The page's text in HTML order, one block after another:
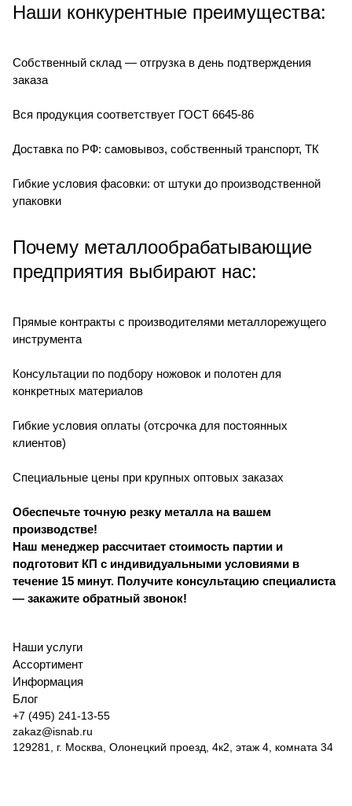
Наши конкурентные преимущества:
Собственный склад — отгрузка в день подтверждения
заказа
Вся продукция соответствует ГОСТ 6645-86
Доставка по РФ: самовывоз, собственный транспорт, ТК
Гибкие условия фасовки: от штуки до производственной
упаковки
Почему металлообрабатывающие
предприятия выбирают нас:
Прямые контракты с производителями металлорежущего
инструмента
Консультации по подбору ножовок и полотен для
конкретных материалов
Гибкие условия оплаты (отсрочка для постоянных
клиентов)
Специальные цены при крупных оптовых заказах
Обеспечьте точную резку металла на вашем
производстве!
Наш менеджер рассчитает стоимость партии и
подготовит КП с индивидуальными условиями в
течение 15 минут. Получите консультацию специалиста
— закажите обратный звонок!
Наши услуги
Ассортимент
Информация
Блог
+7 (495) 241-13-55
zakaz@isnab.ru
129281, г. Москва, Олонецкий проезд, 4к2, этаж 4, комната 34